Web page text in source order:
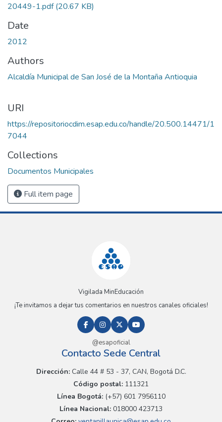
20449-1.pdf(20.67 KB)
Date
2012
Authors
Alcaldía Municipal de San José de la Montaña Antioquia
URI
https://repositoriocdim.esap.edu.co/handle/20.500.14471/1
7044
Collections
Documentos Municipales
Full item page
Vigilada MinEducación
¡Te invitamos a dejar tus comentarios en nuestros canales oficiales!
@esapoficial
Contacto Sede Central
Dirección:Calle 44 # 53 - 37, CAN, Bogotá D.C.
Código postal: 111321
Línea Bogotá:(+57) 601 7956110
Línea Nacional: 018000 423713